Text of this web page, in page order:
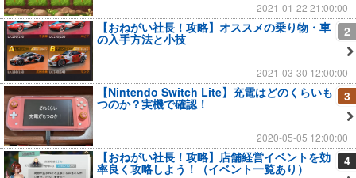
2021-01-22 21:00:00
2
【おねがい社長！攻略】オススメの乗り物・車
の入手方法と小技
2021-03-30 12:00:00
3
【Nintendo Switch Lite】充電はどのくらいも
つのか？実機で確認！
2020-05-05 12:00:00
4
【おねがい社長！攻略】店舗経営イベントを効
率良く攻略しよう！（イベント一覧あり）